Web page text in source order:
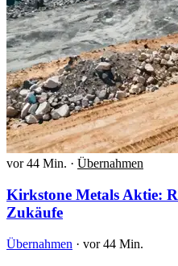
vor 44 Min. · Übernahmen
Kirkstone Metals Aktie:
Zukäufe
Übernahmen · vor 44 Min.